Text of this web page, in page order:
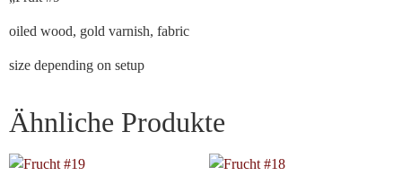
oiled wood, gold varnish, fabric
size depending on setup
Ähnliche Produkte